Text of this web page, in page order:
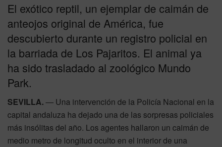
El exótico reptil, un ejemplar de caimán de
anteojos original de América, fue
descubierto durante un registro policial en
la barriada de Los Pajaritos. El animal ya
ha sido trasladado al zoológico Mundo
Park.
SEVILLA.— Una intervención de la Policía Nacional en la
capital andaluza ha dejado una de las sorpresas policiales
más insólitas del año. Los agentes hallaron un caimán de
medio metro de longitud oculto en el interior de una